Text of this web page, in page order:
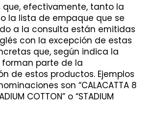
que, efectivamente, tanto la
la lista de empaque que se
a la consulta están emitidas
con la excepción de estas
que, según indica la
parte de la
de estos productos. Ejemplos
son “CALACATTA 8
COTTON” o “STADIUM